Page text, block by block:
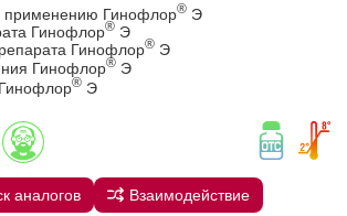
применению Гинофлор® Э
Гинофлор® Э
Гинофлор® Э
Гинофлор® Э
Гинофлор® Э
аналогов Взаимодействие